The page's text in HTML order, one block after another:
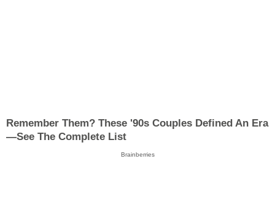
Remember Them? These '90s Couples Defined An Era
—See The Complete List
Brainberries